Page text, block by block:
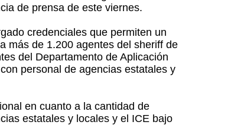
de prensa de este viernes.
credenciales que permiten un
más de 1.200 agentes del sheriff de
del Departamento de Aplicación
personal de agencias estatales y
en cuanto a la cantidad de
estatales y locales y el ICE bajo